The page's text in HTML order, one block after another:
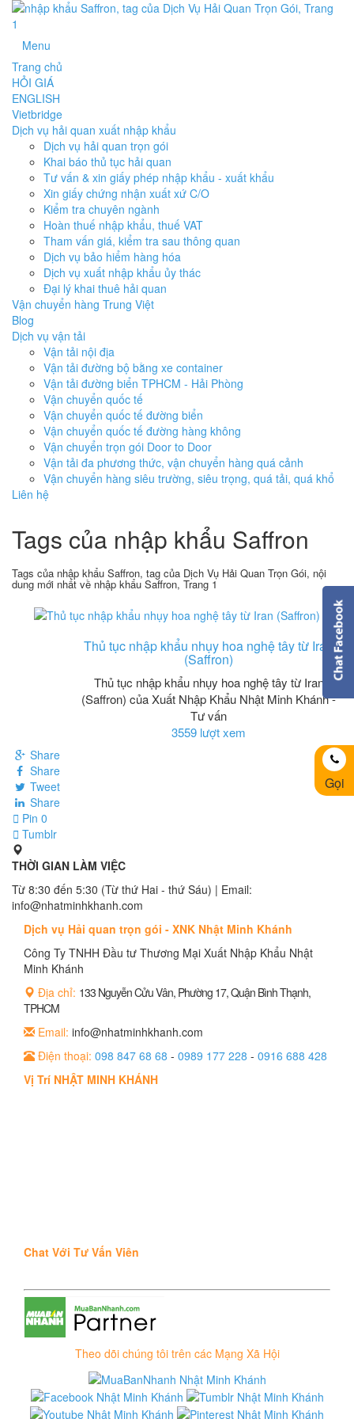
Menu
Trang chủ
HỎI GIÁ
ENGLISH
Vietbridge
Dịch vụ hải quan xuất nhập khẩu
Dịch vụ hải quan trọn gói
Khai báo thủ tục hải quan
Tư vấn & xin giấy phép nhập khẩu - xuất khẩu
Xin giấy chứng nhận xuất xứ C/O
Kiểm tra chuyên ngành
Hoàn thuế nhập khẩu, thuế VAT
Tham vấn giá, kiểm tra sau thông quan
Dịch vụ bảo hiểm hàng hóa
Dịch vụ xuất nhập khẩu ủy thác
Đại lý khai thuê hải quan
Vận chuyển hàng Trung Việt
Blog
Dịch vụ vận tải
Vận tải nội địa
Vận tải đường bộ bằng xe container
Vận tải đường biển TPHCM - Hải Phòng
Vận chuyển quốc tế
Vận chuyển quốc tế đường biển
Vận chuyển quốc tế đường hàng không
Vận chuyển trọn gói Door to Door
Vận tải đa phương thức, vận chuyển hàng quá cảnh
Vận chuyển hàng siêu trường, siêu trọng, quá tải, quá khổ
Liên hệ
Tags của nhập khẩu Saffron
Tags của nhập khẩu Saffron, tag của Dịch Vụ Hải Quan Trọn Gói, nội
dung mới nhất về nhập khẩu Saffron, Trang 1
Thủ tục nhập khẩu nhụy hoa nghệ tây từ Iran
(Saffron)
Thủ tục nhập khẩu nhụy hoa nghệ tây từ Iran
(Saffron) của Xuất Nhập Khẩu Nhật Minh Khánh -
Tư vấn
3559 lượt xem
Share
Share
Tweet
Share
Pin 0
Tumblr
THỜI GIAN LÀM VIỆC
Từ 8:30 đến 5:30 (Từ thứ Hai - thứ Sáu) | Email:
info@nhatminhkhanh.com
Dịch vụ Hải quan trọn gói - XNK Nhật Minh Khánh
Công Ty TNHH Đầu tư Thương Mại Xuất Nhập Khẩu Nhật
Minh Khánh
Địa chỉ: 133 Nguyễn Cửu Vân, Phường 17, Quận Bình Thạnh,
TPHCM
Email: info@nhatminhkhanh.com
Điện thoại: 098 847 68 68 - 0989 177 228 - 0916 688 428
Vị Trí NHẬT MINH KHÁNH
Chat Với Tư Vấn Viên
Theo dõi chúng tôi trên các Mạng Xã Hội
Gọi